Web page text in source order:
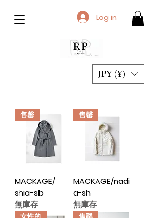
JPY (¥)
Log in
售罄
MACKAGE/
shia-slb
無庫存
售罄
MACKAGE/nadi
a-sh
無庫存